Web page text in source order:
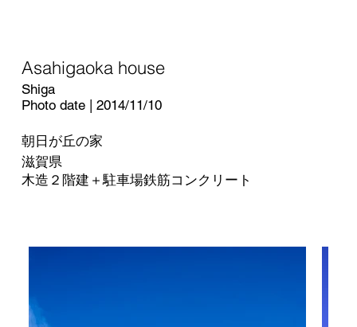
Asahigaoka house
Shiga
Photo date | 2014/11/10
朝日が丘の家
滋賀県
木造２階建＋駐車場鉄筋コンクリート